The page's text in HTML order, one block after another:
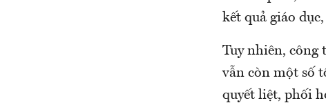
kết quả giáo
Tuy nhiên, công
vẫn còn một số
quyết liệt, phối